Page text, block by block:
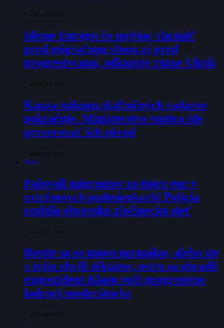
7. AUGUSTA 2026
Ideme Európu čo najviac chrániť
pred migračnou vlnou aj pred
progresívcami, odkazuje rázne Uhrík
7. AUGUSTA 2026
Kauza nákupu diaľničných radarov
pokračuje. Ministerstvo vnútra ide
preverovať ich pôvod
7. AUGUSTA 2026
Svet
Pašovali migrantov za tisíce eur v
extrémnych podmienkach! Polícia
rozbila obrovskú zločineckú sieť
7. AUGUSTA 2026
Bavíte sa so mnou normálne, alebo ste
v tejto chvíli diktátor, ostro sa ohradil
exprezident Klasu voči progresívne
ladenej moderátorke
7. AUGUSTA 2026